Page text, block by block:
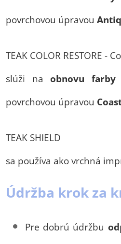
povrchovou úpravou
TEAK COLOR RESTORE -
slúži na obnovu farby
povrchovou úpravou
TEAK SHIELD
sa používa ako vrchná
Údržba krok za
Pre dobrú údržbu